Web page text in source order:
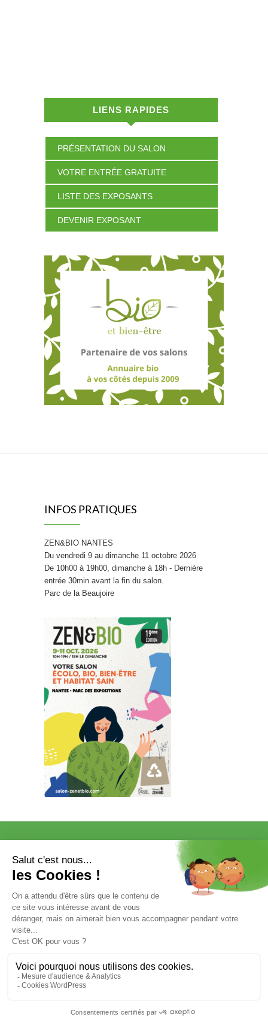
LIENS RAPIDES
PRÉSENTATION DU SALON
VOTRE ENTRÉE GRATUITE
LISTE DES EXPOSANTS
DEVENIR EXPOSANT
INFOS PRATIQUES
ZEN&BIO NANTES
Du vendredi 9 au dimanche 11 octobre 2026
De 10h00 à 19h00, dimanche à 18h - Dernière
entrée 30min avant la fin du salon.
Parc de la Beaujoire
EXPOSER
COMMUNICATION/PRESSE ET
VOTRE ENTRÉE GRATUITE